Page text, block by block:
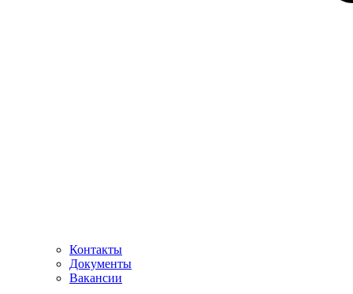
Контакты
Документы
Вакансии